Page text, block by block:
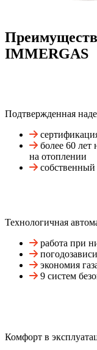
IMMERGAS
Подтвержденная
более 60
на отоплении
собственный
Технологичная
работа при
экономия
9 систем
Комфорт в